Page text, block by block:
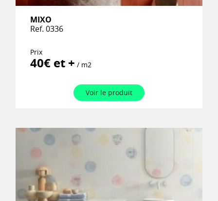
MIXO
Ref. 0336
Prix
40€ et + / m2
Voir le produit